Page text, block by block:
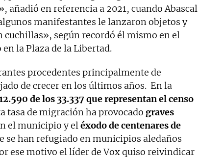
añadió en referencia a 2021, cuando Abascal
manifestantes le lanzaron objetos y
cuchillas», según recordó él mismo en el
la Plaza de la Libertad.
procedentes principalmente de
de crecer en los últimos años. En la
de los 33.337 que representan el censo
tasa de migración ha provocado graves
el municipio y el éxodo de centenares de
se han refugiado en municipios aledaños
ese motivo el líder de Vox quiso reivindicar